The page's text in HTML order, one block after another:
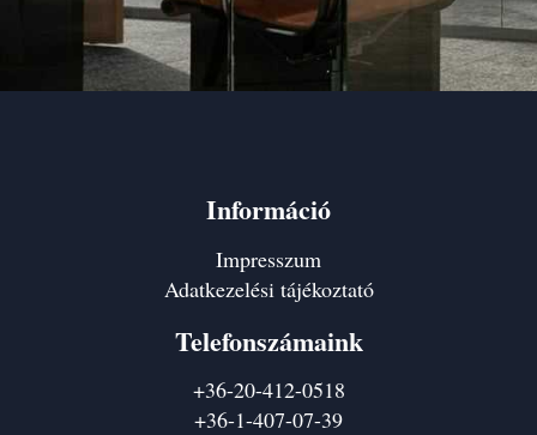
Információ
Impresszum
Adatkezelési tájékoztató
Telefonszámaink
+36-20-412-0518
+36-1-407-07-39